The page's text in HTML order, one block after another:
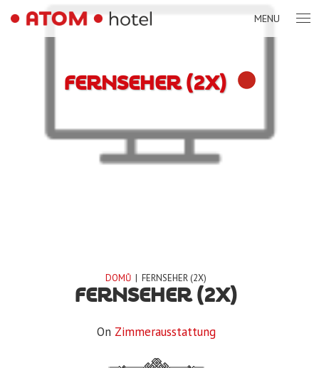
MENU
FERNSEHER (2X)
DOMŮ | FERNSEHER (2X)
FERNSEHER (2X)
On Zimmerausstattung